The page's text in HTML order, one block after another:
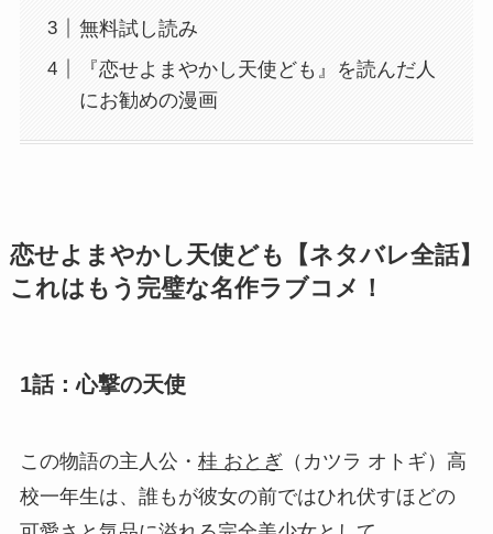
無料試し読み
『恋せよまやかし天使ども』を読んだ人
にお勧めの漫画
恋せよまやかし天使ども【ネタバレ全話】
これはもう完璧な名作ラブコメ！
1話：心撃の天使
この物語の主人公・ 桂 おとぎ （カツラ オトギ）高
校一年生は、誰もが彼女の前ではひれ伏すほどの